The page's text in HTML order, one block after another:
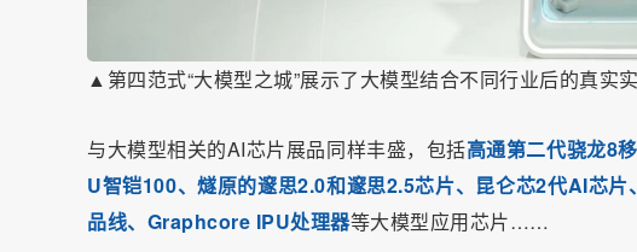
▲第四范式“大模型之城”展示了大模型结合不同行业后的真实
与大模型相关的AI芯片展品同样丰盛，包括高通第二代骁龙8
U智铠100、燧原的邃思2.0和邃思2.5芯片、昆仑芯2代AI芯
品线、Graphcore IPU处理器等大模型应用芯片……